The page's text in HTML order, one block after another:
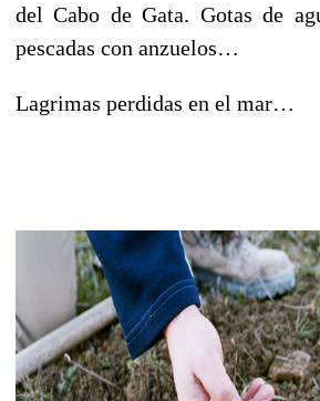
del Cabo de Gata. Gotas de
pescadas con anzuelos…
Lagrimas perdidas en el mar…